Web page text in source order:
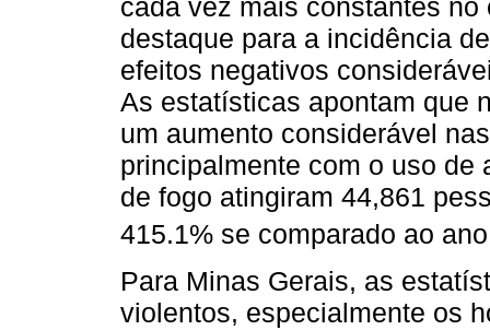
cada vez mais constantes
destaque para a incidência
efeitos negativos
As estatísticas apontam que
um aumento considerável
principalmente com o uso de
de fogo atingiram 44,861
415.1% se comparado ao
Para Minas Gerais, as
violentos, especialmente os